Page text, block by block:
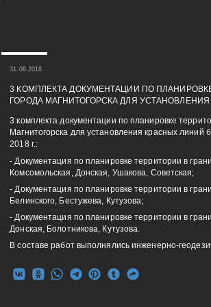
31.08.2018
3 КОМПЛЕКТА ДОКУМЕНТАЦИИ ПО
ГОРОДА МАГНИТОГОРСКА ДЛЯ
3 комплекта документации по планировке
Магнитогорска для установления красных
2018 г.:
- Документация по планировке территории в
Комсомольская, Донская, Ушакова, Советская;
- Документация по планировке территории в
Белинского, Бестужева, Кутузова;
- Документация по планировке территории в
Донская, Болотникова, Кутузова.
В составе работ выполнялись инженерно-